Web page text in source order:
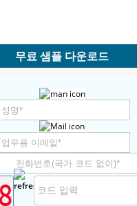
무료 샘플 다운로드